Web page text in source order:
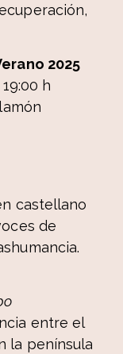
2025
h
castellano
de
entre el
la península